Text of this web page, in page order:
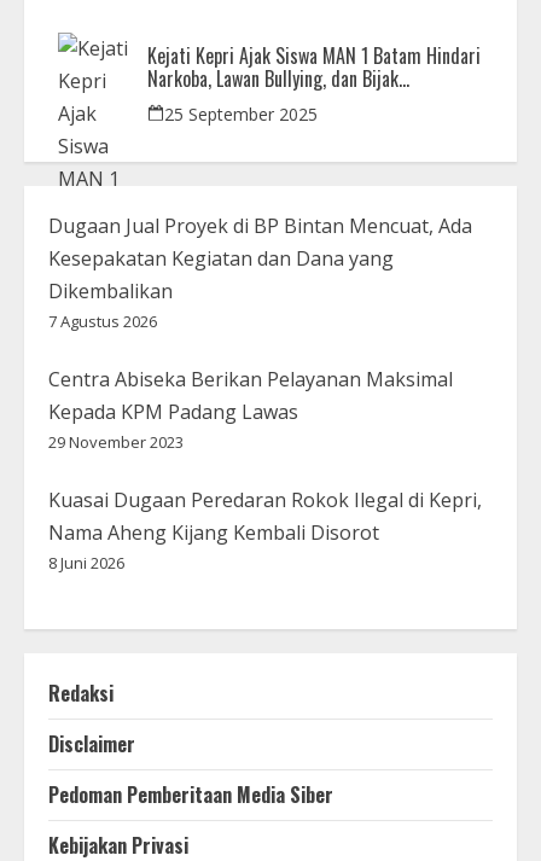
Kejati Kepri Ajak Siswa MAN 1 Batam Hindari
Narkoba, Lawan Bullying, dan Bijak
Bermedsos
25 September 2025
Dugaan Jual Proyek di BP Bintan Mencuat, Ada
Kesepakatan Kegiatan dan Dana yang
Dikembalikan
7 Agustus 2026
Centra Abiseka Berikan Pelayanan Maksimal
Kepada KPM Padang Lawas
29 November 2023
Kuasai Dugaan Peredaran Rokok Ilegal di Kepri,
Nama Aheng Kijang Kembali Disorot
8 Juni 2026
Redaksi
Disclaimer
Pedoman Pemberitaan Media Siber
Kebijakan Privasi